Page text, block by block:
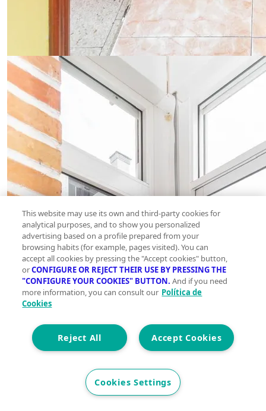
This website may use its own and third-party cookies for
analytical purposes, and to show you personalized
advertising based on a profile prepared from your
browsing habits (for example, pages visited). You can
accept all cookies by pressing the "Accept cookies" button,
orCONFIGURE OR REJECT THEIR USE BY PRESSING THE
"CONFIGURE YOUR COOKIES" BUTTON. And if you need
more information, you can consult our Política de
Cookies
Accept Cookies
Reject All
Cookies Settings